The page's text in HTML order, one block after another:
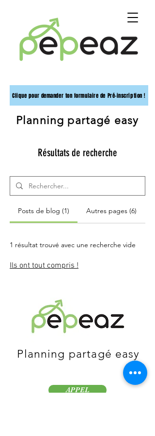
Planning partagé easy
Clique pour demander ton formulaire de Pré-inscription !
Résultats de recherche
Posts de blog (1) Autres pages (6)
1 résultat trouvé avec une recherche vide
Ils ont tout compris !
Planning partagé easy
APPEL